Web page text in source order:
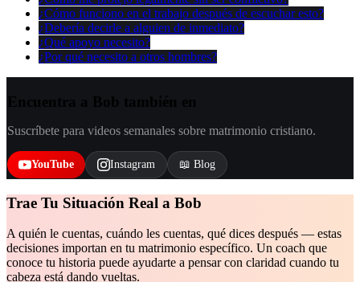
¿Cómo funciono en el trabajo después de escuchar esto?
¿Debería decirle a alguien de inmediato?
¿Qué apoyo necesito?
¿Por qué necesito a otros hombres?
Suscríbete para videos semanales sobre matrimonio cristiano.
YouTube Instagram 📖 Blog
Trae Tu Situación Real a Bob
A quién le cuentas, cuándo les cuentas, qué dices después — estas
decisiones importan en tu matrimonio específico. Un coach que
conoce tu historia puede ayudarte a pensar con claridad cuando tu
cabeza está dando vueltas.